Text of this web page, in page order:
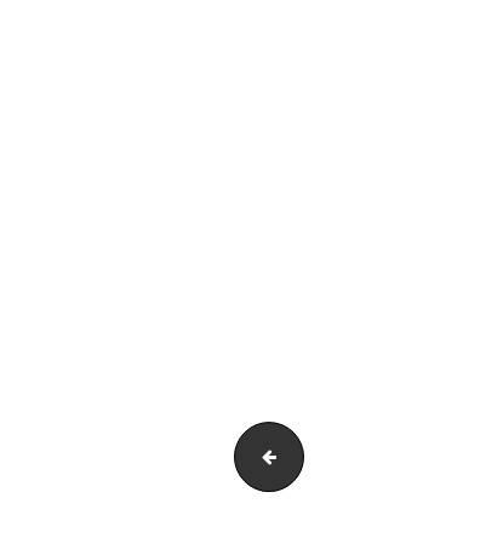
Leopard all over